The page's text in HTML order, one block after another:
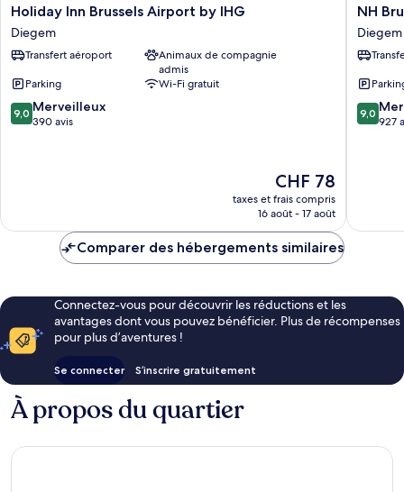
Holiday
Inn
Brussels
Airport
IHG
Diegem
Holiday Inn Brussels Airport by IHG
Diegem
Transfert aéroport
Animaux de compagnie
admis
Parking
Wi-Fi gratuit
9.0
sur
9,0 Merveilleux
390 avis
Le
nouveau
prix
de
CHF 78
taxes et frais compris
16 août - 17 août
NH
Brussels
Airport
Diegem
NH
Diegem
9.0
sur
9,0
927
Comparer des hébergements similaires
Connectez-vous pour découvrir les réductions et les
avantages dont vous pouvez bénéficier. Plus de récompenses
pour plus d’aventures !
Se connecter S’inscrire gratuitement
À propos du quartier